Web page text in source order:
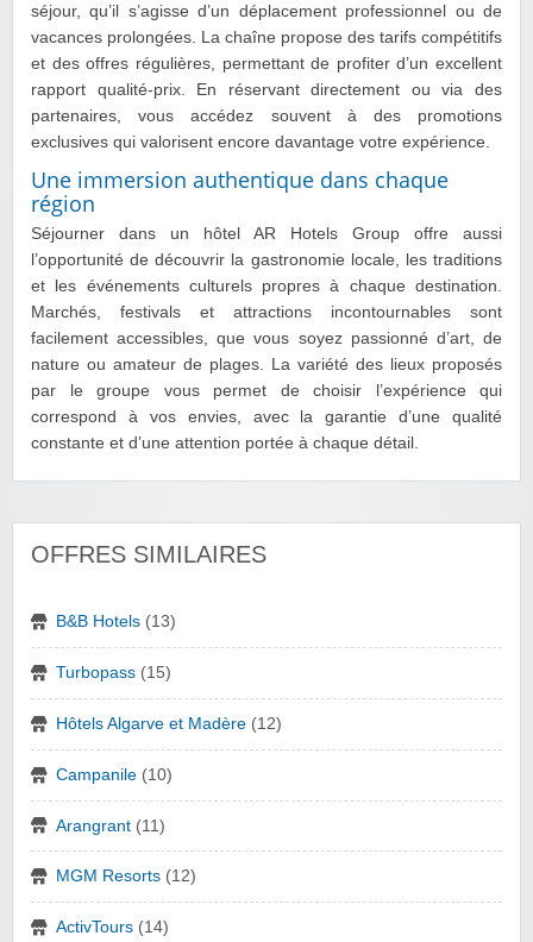
séjour, qu’il s’agisse d’un déplacement professionnel ou de
vacances prolongées. La chaîne propose des tarifs compétitifs
et des offres régulières, permettant de profiter d’un excellent
rapport qualité-prix. En réservant directement ou via des
partenaires, vous accédez souvent à des promotions
exclusives qui valorisent encore davantage votre expérience.
Une immersion authentique dans chaque
région
Séjourner dans un hôtel AR Hotels Group offre aussi
l’opportunité de découvrir la gastronomie locale, les traditions
et les événements culturels propres à chaque destination.
Marchés, festivals et attractions incontournables sont
facilement accessibles, que vous soyez passionné d’art, de
nature ou amateur de plages. La variété des lieux proposés
par le groupe vous permet de choisir l’expérience qui
correspond à vos envies, avec la garantie d’une qualité
constante et d’une attention portée à chaque détail.
OFFRES SIMILAIRES
B&B Hotels (13)
Turbopass (15)
Hôtels Algarve et Madère (12)
Campanile (10)
Arangrant (11)
MGM Resorts (12)
ActivTours (14)